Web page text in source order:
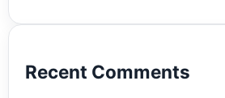
(2)(2)
Recent Comments